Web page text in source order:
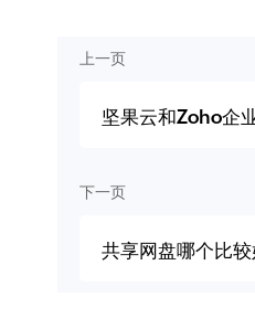
上一页
坚果云和Zoho企
下一页
共享网盘哪个比较